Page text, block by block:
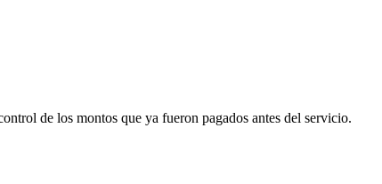
de los montos que ya fueron pagados antes del servicio.